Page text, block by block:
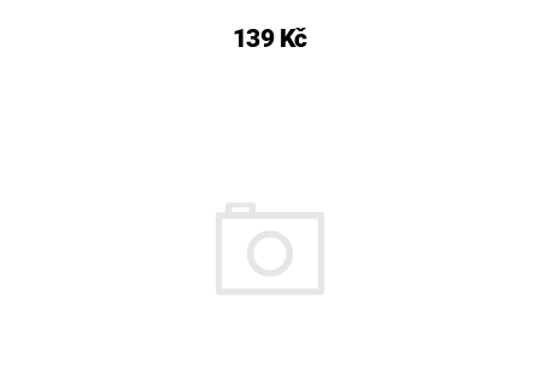
139 Kč